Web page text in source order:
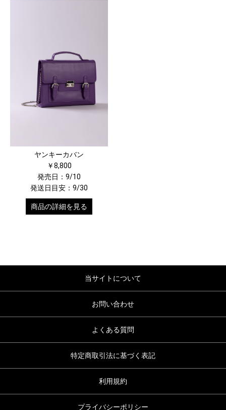
ヤンキーカバン
￥8,800
発売日：9/10
発送日目安：9/30
商品の詳細を見る
当サイトについて
お問い合わせ
よくある質問
特定商取引法に基づく表記
利用規約
プライバシーポリシー